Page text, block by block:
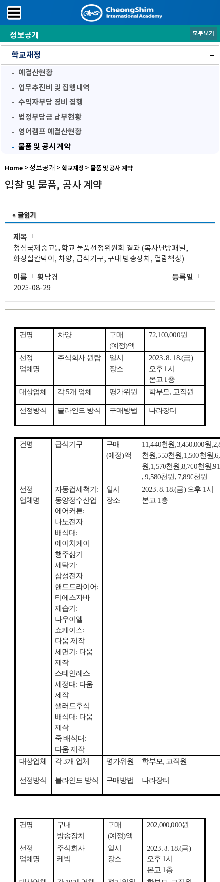
정보공개
학교후원
학교운영위원회
학교재정
예결산현황
업무추진비 및 집행내역
수익자부담 경비 집행
법정부담금 납부현황
영어캠프 예결산현황
물품 및 공사 계약
학교평가
방과후학교
공기정화장치점검공개
모두보기
Home > 정보공개 > 학교재정 > 물품 및 공사 계약
입찰 및 물품, 공사 계약
제목
청심국제중고등학교 물품선정위원회 결과 (복사난방패널,
화장실칸막이, 차양, 급식기구, 구내 방송장치, 열람책상)
이름
황남경
등록일
2023-08-29
건명 차양
구매
(예정)액
72,100,000원
선정
업체명
주식회사 원탑
일시
장소
2023. 8. 18.(금)
오후 1시
본교 1 층
대상업체
각5개 업체 평가위원 학부모, 교직원
선정방식 블라인드 방식 구매방법 나라장터
건명 급식기구
구매
(예정)액
11,440천원,3,450,000원
천원,550천원,1,500천원
원,1,570천원 ,8,700천원
, 9,580천원 , 7,890천원
선정
업체명
자동컵세척기 :
동양정수산업
에어커튼:
나노전자
배식대:
에이치케이
행주삶기
세탁기 :
삼성전자
핸드드라이어:
티에스자바
제습기 :
나우이엘
쇼케이스:
다움 제작
세면기 : 다움
제작
스테인레스
세정대: 다움
제작
샐러드후식
배식대: 다움
제작
죽 배식대:
다움 제작
일시
장소
2023. 8. 18.(금) 오후 1시
본교 1 층
대상업체 각3개 업체 평가위원 학부모, 교직원
선정방식 블라인드 방식 구매방법 나라장터
건명
구내
방송장치
구매
(예정)액
202,000,000원
선정
업체명
주식회사
케빅
일시
장소
2023. 8. 18.(금)
오후 1시
본교 1 층